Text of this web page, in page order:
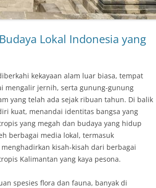
Lokal Indonesia yang
kekayaan alam luar biasa, tempat
mengalir jernih, serta gunung-gunung
yang telah ada sejak ribuan tahun. Di balik
kuat, menandai identitas bangsa yang
yang megah dan budaya yang hidup
berbagai media lokal, termasuk
kisah-kisah dari berbagai
Kalimantan yang kaya pesona.
spesies flora dan fauna, banyak di